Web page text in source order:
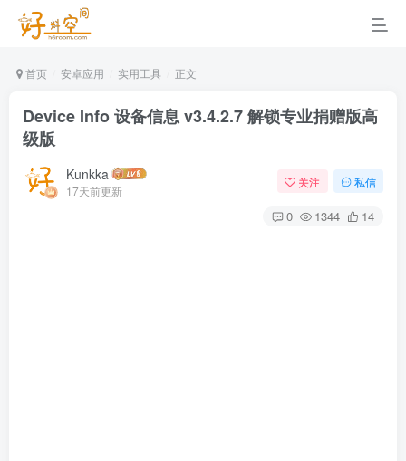
首页 安卓应用 实用工具 正文
Device Info 设备信息 v3.4.2.7 解锁专业捐赠版高
级版
Kunkka
17天前更新
关注 私信
0 1344 14